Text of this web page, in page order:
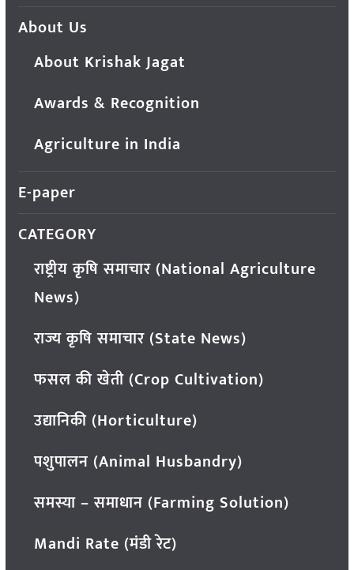
About Us
About Krishak Jagat
Awards & Recognition
Agriculture in India
E-paper
CATEGORY
राष्ट्रीय कृषि समाचार (National Agriculture
News)
राज्य कृषि समाचार (State News)
फसल की खेती (Crop Cultivation)
उद्यानिकी (Horticulture)
पशुपालन (Animal Husbandry)
समस्या – समाधान (Farming Solution)
Mandi Rate (मंडी रेट)